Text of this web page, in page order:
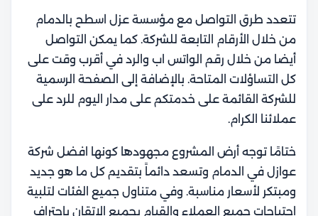
تتعدد طرق التواصل مع مؤسسة عزل اسطح بالدمام
من خلال الأرقام التابعة للشركة. كما يمكن التواصل
أيضا من خلال رقم الواتس اب والرد في أقرب وقت على
كل التساؤلات المتاحة. بالإضافة إلى الصفحة الرسمية
للشركة القائمة على خدمتكم على مدار اليوم للرد على
عملائنا الكرام.
ختامًا توجه أرض المشروع مجهودها كونها افضل شركة
عوازل في الدمام وتسعد دائماً بتقديم كل ما هو جديد
ومبتكر لأسعار مناسبة. وفي متناول جميع الفئات لتلبية
احتياجات جميع العملاء والقيام بجميع الإتقان باحتراف